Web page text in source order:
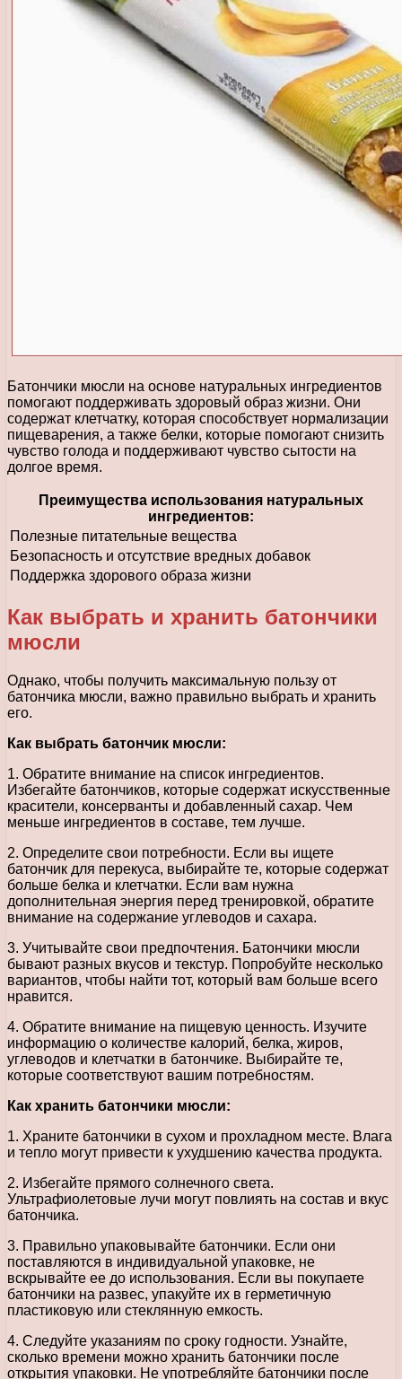
Батончики мюсли на основе натуральных ингредиентов
помогают поддерживать здоровый образ жизни. Они
содержат клетчатку, которая способствует нормализации
пищеварения, а также белки, которые помогают снизить
чувство голода и поддерживают чувство сытости на
долгое время.
Преимущества использования натуральных
ингредиентов:
Полезные питательные вещества
Безопасность и отсутствие вредных добавок
Поддержка здорового образа жизни
Как выбрать и хранить батончики
мюсли
Однако, чтобы получить максимальную пользу от
батончика мюсли, важно правильно выбрать и хранить
его.
Как выбрать батончик мюсли:
1. Обратите внимание на список ингредиентов.
Избегайте батончиков, которые содержат искусственные
красители, консерванты и добавленный сахар. Чем
меньше ингредиентов в составе, тем лучше.
2. Определите свои потребности. Если вы ищете
батончик для перекуса, выбирайте те, которые содержат
больше белка и клетчатки. Если вам нужна
дополнительная энергия перед тренировкой, обратите
внимание на содержание углеводов и сахара.
3. Учитывайте свои предпочтения. Батончики мюсли
бывают разных вкусов и текстур. Попробуйте несколько
вариантов, чтобы найти тот, который вам больше всего
нравится.
4. Обратите внимание на пищевую ценность. Изучите
информацию о количестве калорий, белка, жиров,
углеводов и клетчатки в батончике. Выбирайте те,
которые соответствуют вашим потребностям.
Как хранить батончики мюсли:
1. Храните батончики в сухом и прохладном месте. Влага
и тепло могут привести к ухудшению качества продукта.
2. Избегайте прямого солнечного света.
Ультрафиолетовые лучи могут повлиять на состав и вкус
батончика.
3. Правильно упаковывайте батончики. Если они
поставляются в индивидуальной упаковке, не
вскрывайте ее до использования. Если вы покупаете
батончики на развес, упакуйте их в герметичную
пластиковую или стеклянную емкость.
4. Следуйте указаниям по сроку годности. Узнайте,
сколько времени можно хранить батончики после
открытия упаковки. Не употребляйте батончики после